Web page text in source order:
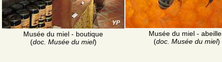
Musée du miel - boutique
(doc. Musée du miel)
Musée du miel -
(doc. Musée du miel)